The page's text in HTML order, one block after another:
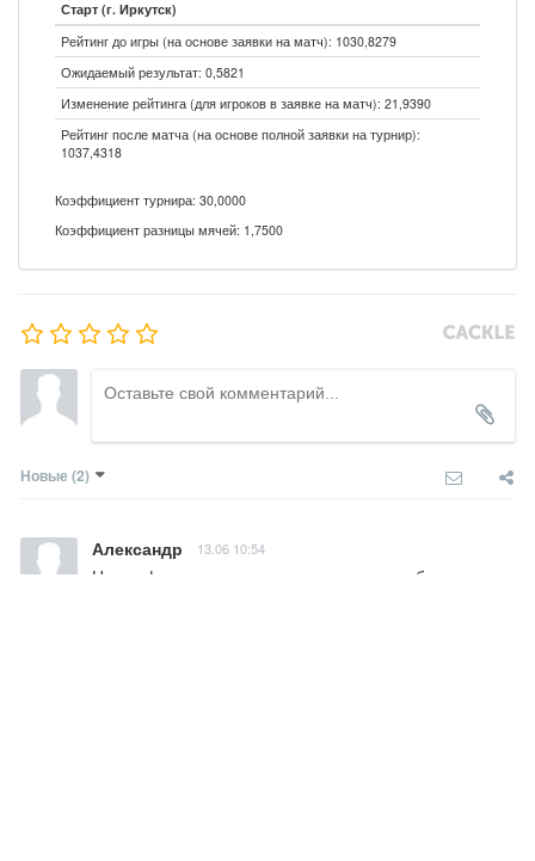
Старт (г. Иркутск)
Рейтинг до игры (на основе заявки на матч): 1030,8279
Ожидаемый результат: 0,5821
Изменение рейтинга (для игроков в заявке на матч): 21,9390
Рейтинг после матча (на основе полной заявки на турнир):
1037,4318
Коэффициент турнира: 30,0000
Коэффициент разницы мячей: 1,7500
Новые (2)
Александр 13.06 10:54
Нет информации,не как не огласили что будет